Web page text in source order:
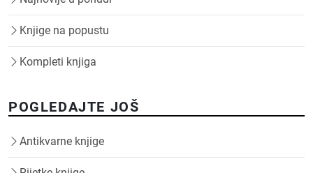
Knjige na popustu
Kompleti knjiga
POGLEDAJTE JOŠ
Antikvarne knjige